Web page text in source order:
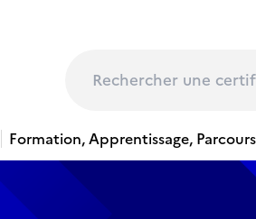
Formation, Apprentissage,